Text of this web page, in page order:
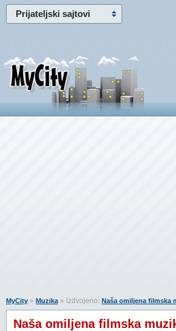
Prijateljski sajtovi
MyCity » Muzika» Izdvojeno: Naša omiljena filmska
Naša omiljena filmska